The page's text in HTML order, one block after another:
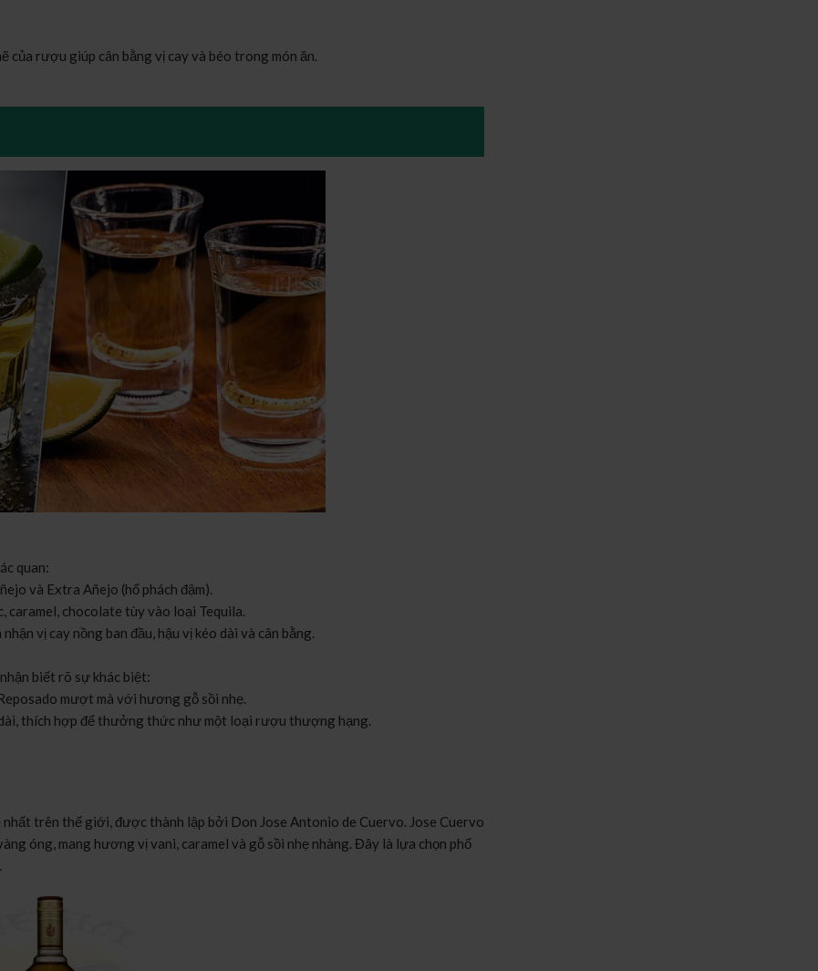
của rượu giúp cân bằng vị cay và béo trong món ăn.
quan:
và Extra Añejo (hổ phách đậm).
caramel, chocolate tùy vào loại Tequila.
vị cay nồng ban đầu, hậu vị kéo dài và cân bằng.
biết rõ sự khác biệt:
mượt mà với hương gỗ sồi nhẹ.
thích hợp để thưởng thức như một loại rượu thượng hạng.
trên thế giới, được thành lập bởi Don Jose Antonio de Cuervo. Jose Cuervo
óng, mang hương vị vani, caramel và gỗ sồi nhẹ nhàng. Đây là lựa chọn phổ